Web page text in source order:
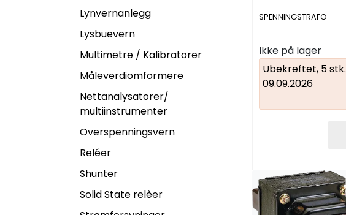
Lynvernanlegg
Lysbuevern
Multimetre / Kalibratorer
Måleverdiomformere
Nettanalysatorer/
multiinstrumenter
Overspenningsvern
Reléer
Shunter
Solid State relèer
SPENNINGSTRAFO
Ikke på lager
Ubekreftet, 5 stk.
09.09.2026